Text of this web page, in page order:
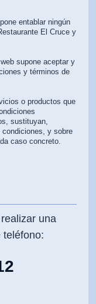
entablar ningún
El Cruce y
supone aceptar y
y términos de
o productos que
sustituyan,
y sobre
caso concreto.
una
teléfono: